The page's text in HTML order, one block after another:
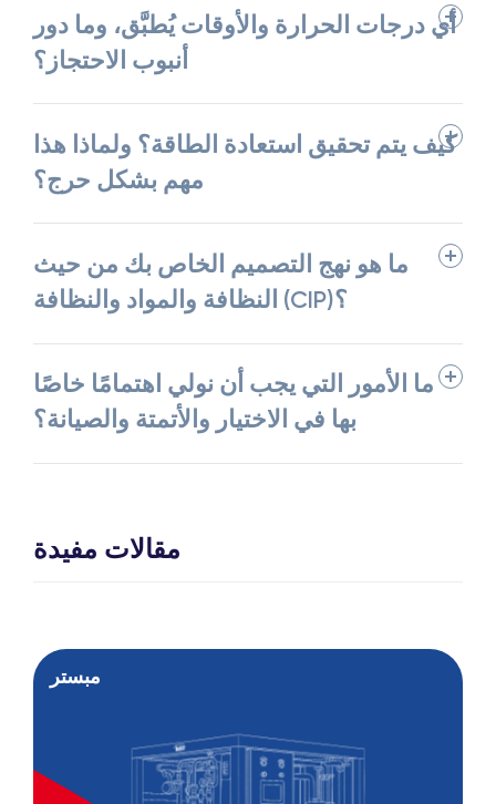
أي درجات الحرارة والأوقات يُطبَّق، وما دور
أنبوب الاحتجاز؟
كيف يتم تحقيق استعادة الطاقة؟ ولماذا هذا
مهم بشكل حرج؟
ما هو نهج التصميم الخاص بك من حيث
النظافة والمواد والنظافة (CIP)؟
ما الأمور التي يجب أن نولي اهتمامًا خاصًا
بها في الاختيار والأتمتة والصيانة؟
مقالات مفيدة
مبستر